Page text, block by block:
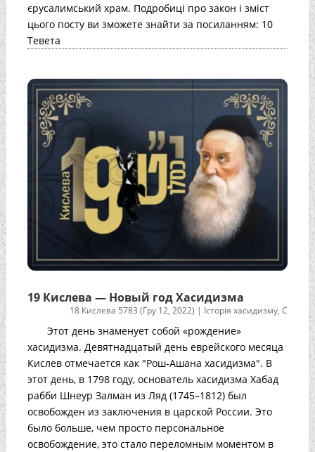
єрусалимський храм. Подробиці про закон і зміст
цього посту ви зможете знайти за посиланням: 10
Тевета
19 Кислева — Новый год Хасидизма
18 Кислева 5783 (Гру 12, 2022) | Історія хасидизму,С
Этот день знаменует собой «рождение»
хасидизма. Девятнадцатый день еврейского месяца
Кислев отмечается как "Рош-Ашана хасидизма". В
этот день, в 1798 году, основатель хасидизма Хабад
рабби Шнеур Залман из Ляд (1745–1812) был
освобожден из заключения в царской России. Это
было больше, чем просто персональное
освобождение, это стало переломным моментом в